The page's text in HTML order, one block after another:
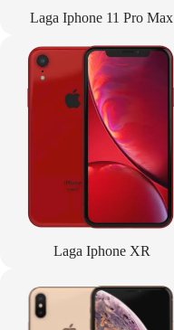
Laga Iphone 11 Pro Max
Laga Iphone XR